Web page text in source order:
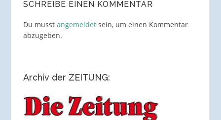
SCHREIBE EINEN KOMMENTAR
Du musst angemeldetsein, um einen Kommentar
abzugeben.
Archiv der ZEITUNG: